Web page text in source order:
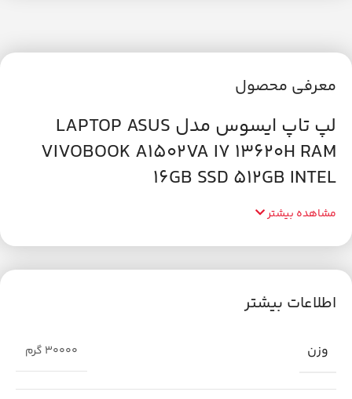
معرفی محصول
لپ تاپ ایسوس مدل LAPTOP ASUS
VIVOBOOK A1502VA I7 13620H RAM
16GB SSD 512GB INTEL
مشاهده بیشتر
اطلاعات بیشتر
وزن 30000 گرم